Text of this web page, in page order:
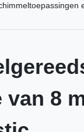
van 8